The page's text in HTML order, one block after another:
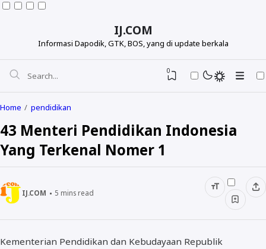
IJ.COM
Informasi Dapodik, GTK, BOS, yang di update berkala
0
Home pendidikan
43 Menteri Pendidikan Indonesia
Yang Terkenal Nomer 1
IJ.COM 5 mins read
Kementerian Pendidikan dan Kebudayaan Republik